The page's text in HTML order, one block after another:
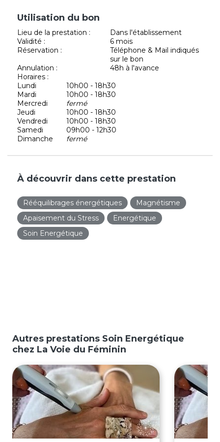
Utilisation du bon
Lieu de la prestation :
Dans l'établissement
Validité :
6 mois
Réservation :
Téléphone & Mail indiqués
sur le bon
Annulation :
48h à l'avance
Horaires :
Lundi
10h00 - 18h30
Mardi
10h00 - 18h30
Mercredi
fermé
Jeudi
10h00 - 18h30
Vendredi
10h00 - 18h30
Samedi
09h00 - 12h30
Dimanche
fermé
À découvrir dans cette prestation
Rééquilibrages énergétiques
Magnétisme
Apaisement du Stress
Energétique
Soin Energétique
Autres prestations Soin Energétique
chez La Voie du Féminin